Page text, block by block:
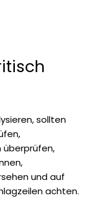
sollten
überprüfen,
und auf
achten.